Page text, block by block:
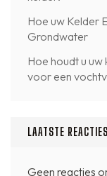
Hoe uw Kelder
Grondwater
Hoe houdt u
voor een
LAATSTE REACTIES
Geen reacties